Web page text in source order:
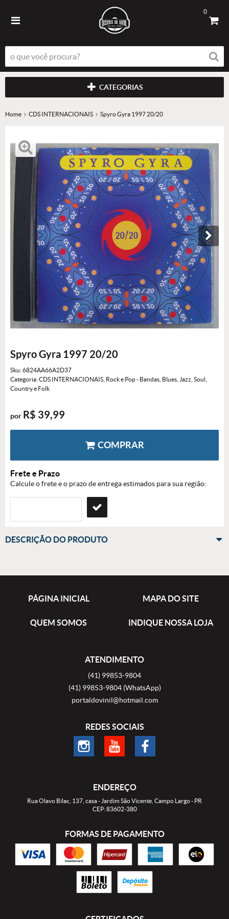
0
CATEGORIAS
Home CDS INTERNACIONAIS Spyro Gyra 1997 20/20
Spyro Gyra 1997 20/20
Sku:6824AA66A2D37
Categoria:CDS INTERNACIONAIS Rock e Pop - Bandas Blues, Jazz, Soul,
Country e Folk
por R$ 39,99
COMPRAR
Frete e Prazo
Calcule o frete e o prazo de entrega estimados para sua região:
DESCRIÇÃO DO PRODUTO
PÁGINA INICIAL MAPA DO SITE
QUEM SOMOS INDIQUE NOSSA LOJA
ATENDIMENTO
(41) 99853-9804
(41)99853-9804 (WhatsApp)
portaldovinil@hotmail.com
REDES SOCIAIS
ENDEREÇO
Rua Olavo Bilac, 137, casa- Jardim São Vicente, Campo Largo- PR
CEP: 83602-380
FORMAS DE PAGAMENTO